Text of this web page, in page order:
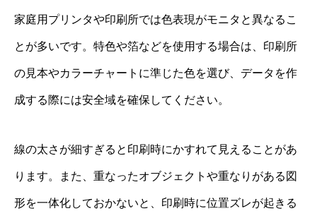
家庭用プリンタや印刷所では色表現がモニタと異なるこ
とが多いです。特色や箔などを使用する場合は、印刷所
の見本やカラーチャートに準じた色を選び、データを作
成する際には安全域を確保してください。
線の太さが細すぎると印刷時にかすれて見えることがあ
ります。また、重なったオブジェクトや重なりがある図
形を一体化しておかないと、印刷時に位置ズレが起きる